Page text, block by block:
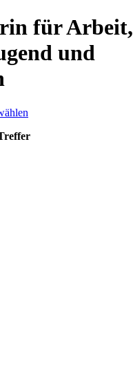
für Arbeit,
und